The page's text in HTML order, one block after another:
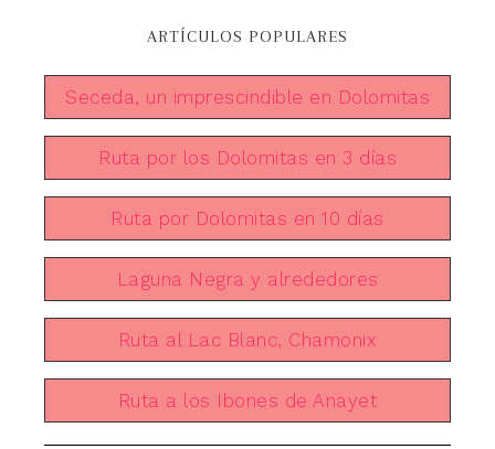
ARTÍCULOS POPULARES
Seceda, un imprescindible en Dolomitas
Ruta por los Dolomitas en 3 días
Ruta por Dolomitas en 10 días
Laguna Negra y alrededores
Ruta al Lac Blanc, Chamonix
Ruta a los Ibones de Anayet